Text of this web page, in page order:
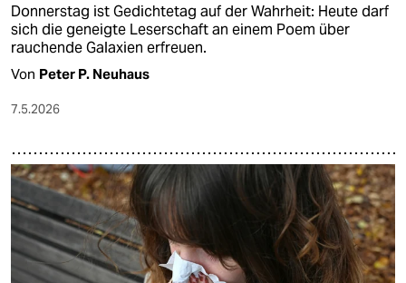
Donnerstag ist Gedichtetag auf der Wahrheit: Heute darf
sich die geneigte Leserschaft an einem Poem über
rauchende Galaxien erfreuen.
Von Peter P. Neuhaus
7.5.2026